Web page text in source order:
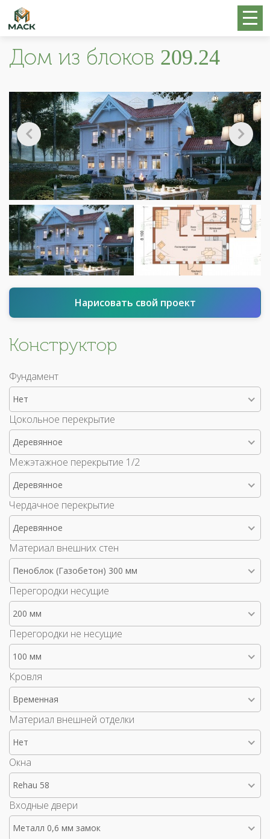
Дом из блоков 209.24
Нарисовать свой проект
Конструктор
Фундамент
Нет
Цокольное перекрытие
Деревянное
Межэтажное перекрытие 1/2
Деревянное
Чердачное перекрытие
Деревянное
Материал внешних стен
Пеноблок (Газобетон) 300 мм
Перегородки несущие
200 мм
Перегородки не несущие
100 мм
Кровля
Временная
Материал внешней отделки
Нет
Окна
Rehau 58
Входные двери
Металл 0,6 мм замок